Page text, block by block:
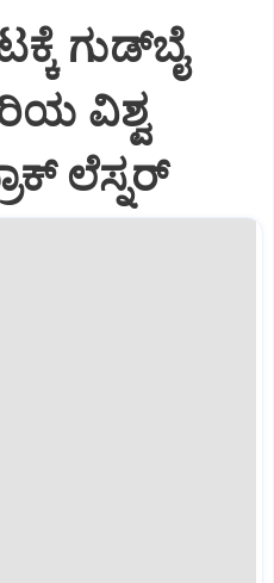
ಗುಡ್‌ಬೈ
ವಿಶ್ವ
ಲೆಸ್ನರ್